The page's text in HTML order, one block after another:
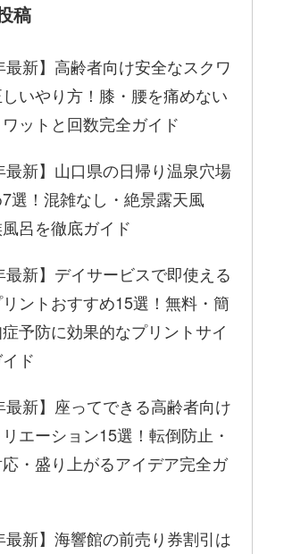
稿
最新】高齢者向け安全なスクワ
いやり方！膝・腰を痛めない
ットと回数完全ガイド
最新】山口県の日帰り温泉穴場
選！混雑なし・絶景露天風
呂を徹底ガイド
最新】デイサービスで即使える
ントおすすめ15選！無料・簡
予防に効果的なプリントサイ
ド
最新】座ってできる高齢者向け
エーション15選！転倒防止・
・盛り上がるアイデア完全ガ
最新】海響館の前売り券割引は